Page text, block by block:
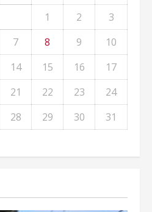
1 2
3
7 8 9
10
14 15 16
17
21 22 23
24
28 29 30
31